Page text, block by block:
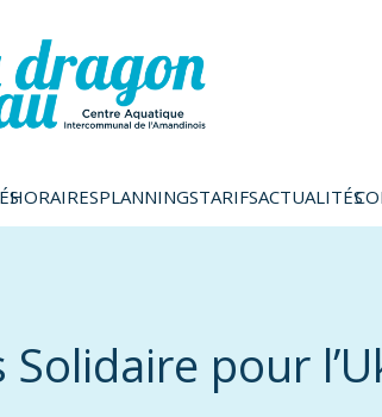
HORAIRESPLANNINGSTARIFSACTUALITÉS
Solidaire pour